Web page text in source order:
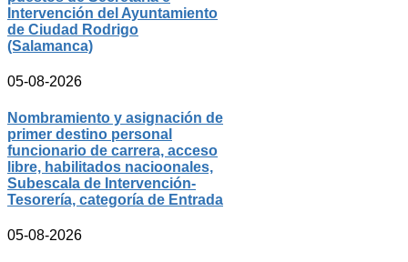
Intervención del Ayuntamiento
de Ciudad Rodrigo
(Salamanca)
05-08-2026
Nombramiento y asignación de
primer destino personal
funcionario de carrera, acceso
libre, habilitados nacioonales,
Subescala de Intervención-
Tesorería, categoría de Entrada
05-08-2026